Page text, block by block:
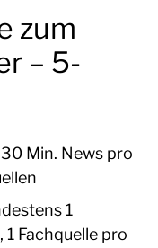
zum
– 5-
Min. News pro
1
Fachquelle pro